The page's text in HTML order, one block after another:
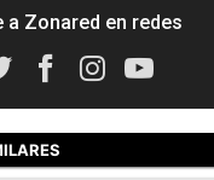
a Zonared en redes